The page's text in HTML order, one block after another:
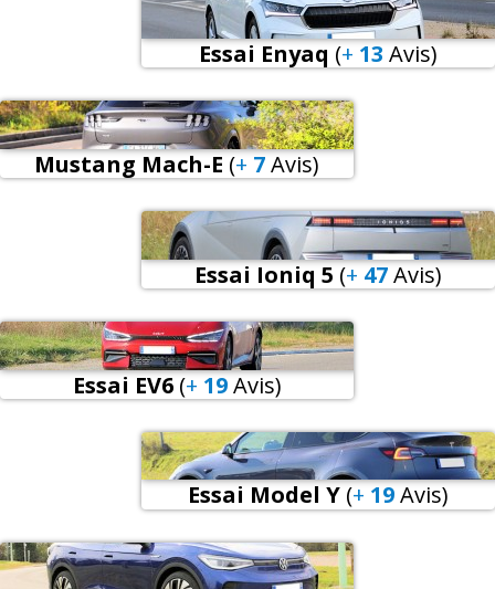
Essai Enyaq (+ 13 Avis)
Mustang Mach-E (+ 7Avis)
Essai Ioniq 5 (+ 47Avis)
Essai EV6(+ 19 Avis)
Essai Model Y (+ 19Avis)